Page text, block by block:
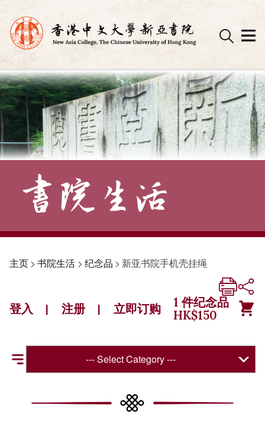
Skip
to
content
主页> 书院生活 > 纪念品 > 新亚书院手机壳挂绳
登入 | 注册 | 立即订购 1 件纪念品
HK$150
--- Select Category ---